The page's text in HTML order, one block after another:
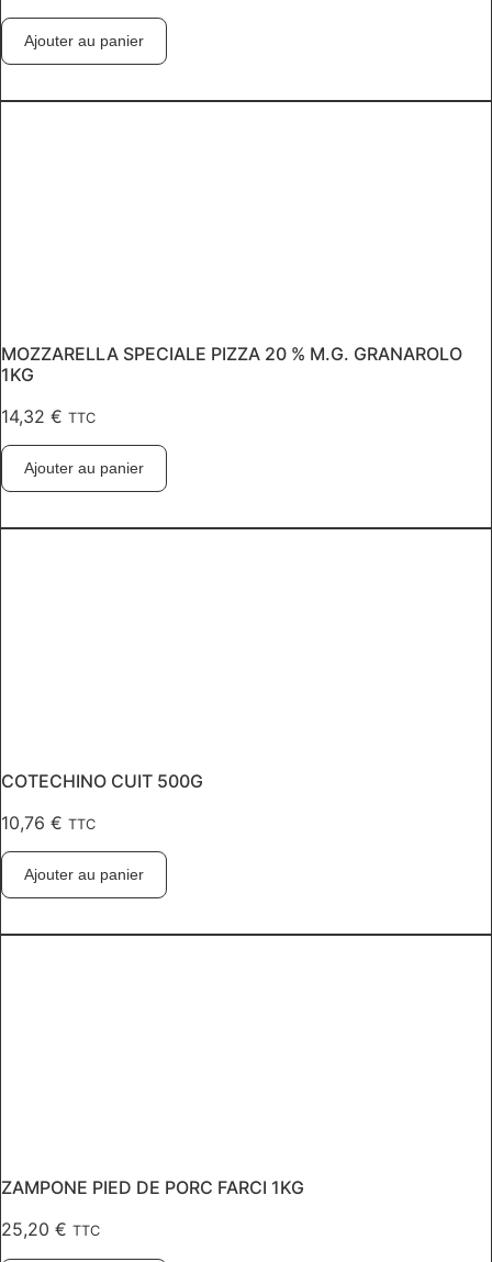
Ajouter au panier
MOZZARELLA SPECIALE PIZZA 20 % M.G. GRANAROLO
1KG
14,32 € TTC
Ajouter au panier
COTECHINO CUIT 500G
10,76 € TTC
Ajouter au panier
ZAMPONE PIED DE PORC FARCI 1KG
25,20 € TTC